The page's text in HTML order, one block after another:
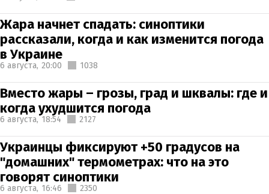
Жара начнет спадать: синоптики
рассказали, когда и как изменится погода
в Украине
6 августа, 20:00 1038
Вместо жары – грозы, град и шквалы: где и
когда ухудшится погода
6 августа, 18:54 2127
Украинцы фиксируют +50 градусов на
"домашних" термометрах: что на это
говорят синоптики
6 августа, 16:46 2350